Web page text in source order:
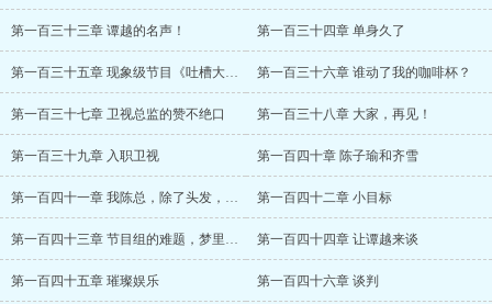
第一百三十三章 谭越的名声！ 第一百三十四章 单身久了
第一百三十五章 现象级节目《吐槽大会》 第一百三十六章 谁动了我的咖啡杯？
第一百三十七章 卫视总监的赞不绝口 第一百三十八章 大家，再见！
第一百三十九章 入职卫视 第一百四十章 陈子瑜和齐雪
第一百四十一章 我陈总，除了头发，不弱于 第一百四十二章 小目标
第一百四十三章 节目组的难题，梦里的女人 第一百四十四章 让谭越来谈
第一百四十五章 璀璨娱乐 第一百四十六章 谈判